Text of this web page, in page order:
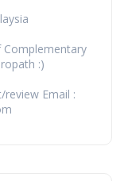
:)
Email :